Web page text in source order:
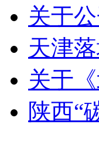
关于
天津
关于
陕西“